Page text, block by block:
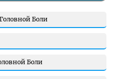
Боли
Боли